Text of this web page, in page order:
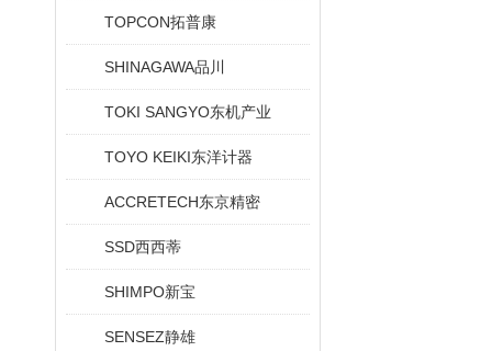
TOPCON拓普康
SHINAGAWA品川
TOKI SANGYO东机产业
TOYO KEIKI东洋计器
ACCRETECH东京精密
SSD西西蒂
SHIMPO新宝
SENSEZ静雄